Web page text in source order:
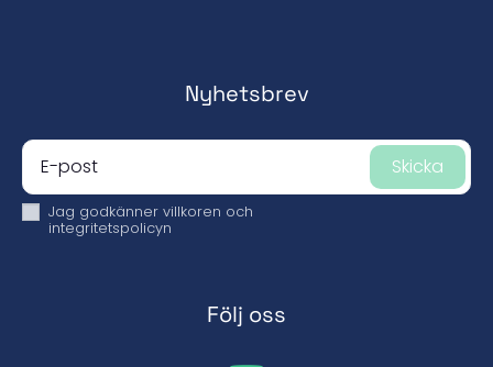
Nyhetsbrev
Skicka
Jag godkänner villkoren och
integritetspolicyn
Följ oss